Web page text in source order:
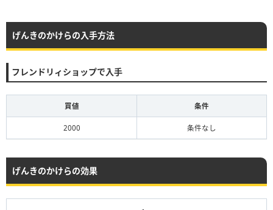
げんきのかけらの入手方法
フレンドリィショップで入手
買値 条件
2000 条件なし
げんきのかけらの効果